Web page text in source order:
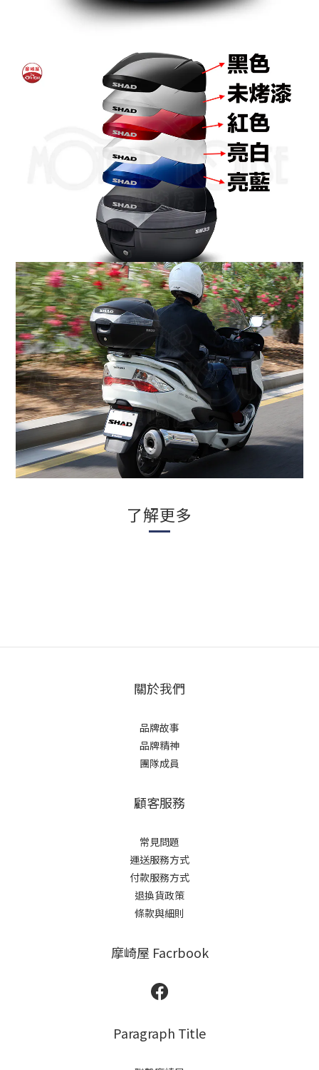
了解更多
關於我們
品牌故事
品牌精神
團隊成員
顧客服務
常見問題
運送服務方式
付款服務方式
退換貨政策
條款與細則
摩崎屋 Facrbook
Paragraph Title